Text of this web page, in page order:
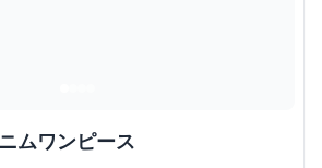
ムワンピース